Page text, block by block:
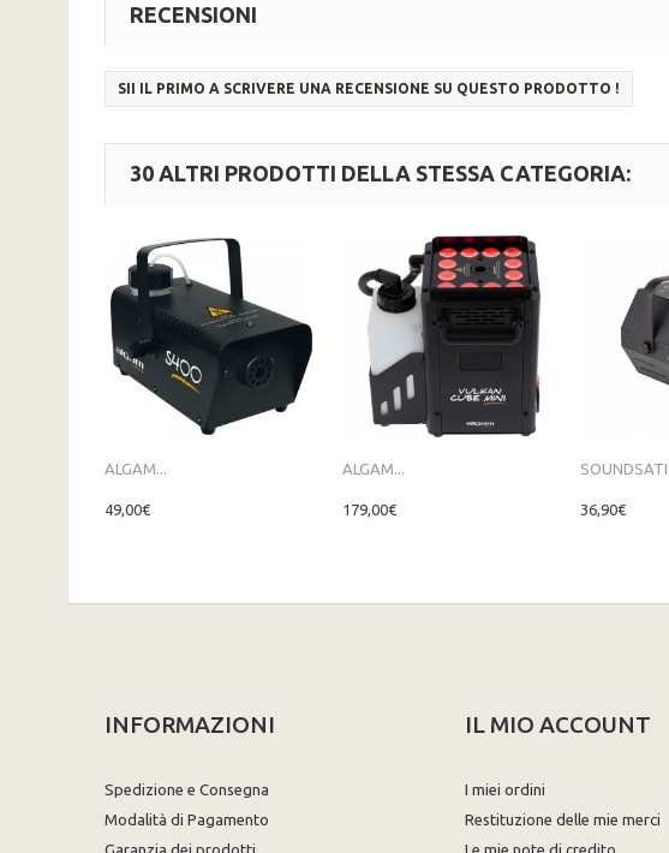
RECENSIONI
SII IL PRIMO A SCRIVERE UNA RECENSIONE SU QUESTO PRODOTTO !
30 ALTRI PRODOTTI DELLA STESSA CATEGORIA:
ALGAM...
49,00€
ALGAM...
179,00€ 36,90€
INFORMAZIONI
Spedizione e Consegna
Modalità di Pagamento
Garanzia dei prodotti
IL MIO ACCOUNT
I miei ordini
Restituzione delle mie merci
Le mie note di credito